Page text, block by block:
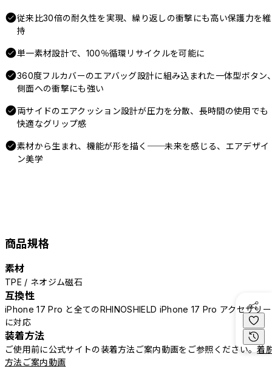
従来比30倍の耐久性を実現、繰り返しの衝撃にも高い保護力を維
持
単一素材設計で、100％循環リサイクルを可能に
360度フルカバーのエアバッグ設計に組み込まれた一体型ボタン
側面への衝撃にも強い
両サイドのエアクッション設計が圧力を分散、長時間の使用でも
快適なグリップ感
素材から生まれ、機能が形を描く──未来を感じる、エアデザイ
ン美学
商品規格
素材
TPE / ネオジム磁石
互換性
iPhone 17 Pro と全てのRHINOSHIELD iPhone 17 Pro アクセサリー
に対応
装着方法
ご使用前に公式サイトの装着方法ご案内動画をご参照ください。着
方法ご案内動画